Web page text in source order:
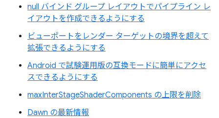
null バインド グループ レイアウトでパイプライン レ
イアウトを作成できるようにする
ビューポートをレンダー ターゲットの境界を超えて
拡張できるようにする
Android で試験運用版の互換モードに簡単にアクセ
スできるようにする
maxInterStageShaderComponents の上限を削除
Dawn の最新情報